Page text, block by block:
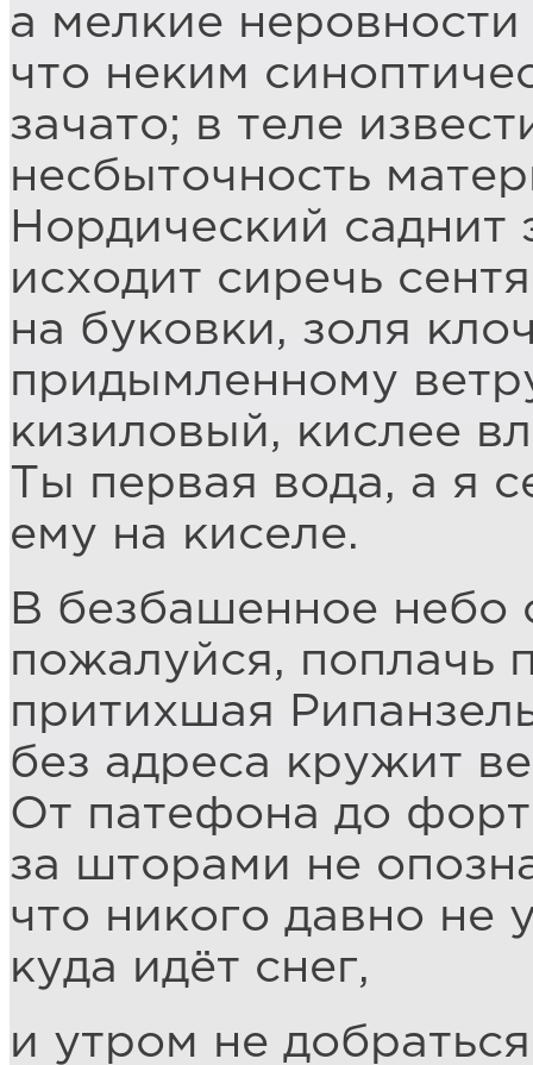
а мелкие неровности
что неким
зачато; в теле
несбыточность
Нордический саднит
исходит сиречь
на буковки, золя
придымленному
кизиловый, кислее
Ты первая вода, а я
ему на киселе.
В безбашенное небо
пожалуйся, поплачь
притихшая
без адреса кружит
От патефона до
за шторами не
что никого давно не
куда идёт снег,
и утром не